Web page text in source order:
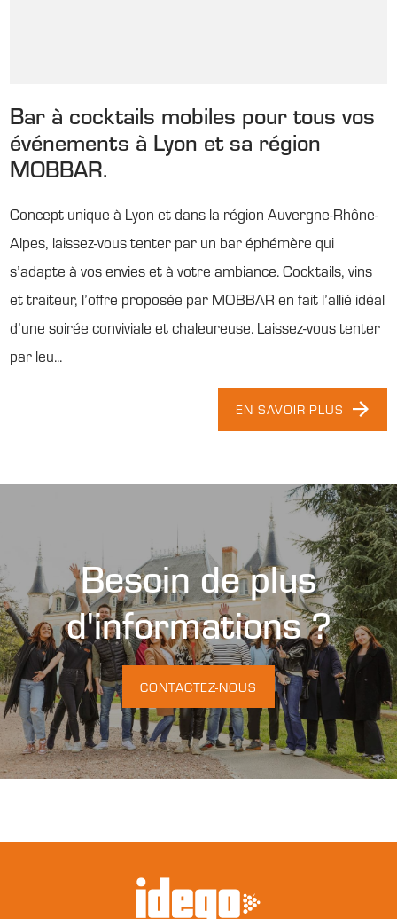
Bar à cocktails mobiles pour tous vos
événements à Lyon et sa région
MOBBAR.
Concept unique à Lyon et dans la région Auvergne-Rhône-
Alpes, laissez-vous tenter par un bar éphémère qui
s’adapte à vos envies et à votre ambiance. Cocktails, vins
et traiteur, l’offre proposée par MOBBAR en fait l’allié idéal
d’une soirée conviviale et chaleureuse. Laissez-vous tenter
par leu...
EN SAVOIR PLUS
Besoin de plus
d'informations ?
CONTACTEZ-NOUS